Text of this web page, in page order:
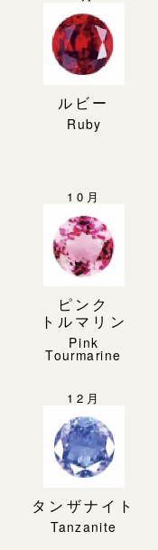
ルビー
10月
ピンク
トルマリン
12月
タンザナイト